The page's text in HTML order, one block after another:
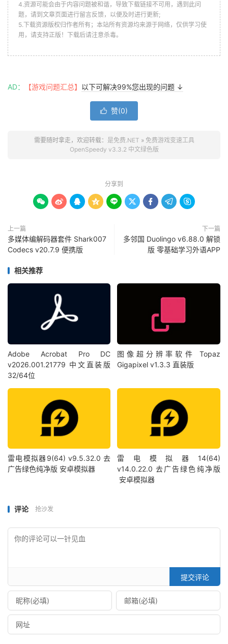
4.资源可能会由于内容问题被和谐，导致下载链接不可用，遇到此问
题，请到文章页面进行留言反馈，以便及时进行更新;
5.下载资源版权归作者所有；本站所有资源均来源于网络，仅供学习使
用，请支持正版！下载后请注意杀毒。
AD： 【游戏问题汇总】 以下可解决99%您出现的问题 ↓
 赞(0)
需要随时拿走，欢迎转载： 是免费.NET » 免费游戏变速工具
OpenSpeedy v3.3.2 中文绿色版
分享到
        
上一篇
多媒体编解码器套件 Shark007
Codecs v20.7.9 便携版
下一篇
多邻国 Duolingo v6.88.0 解锁
版 零基础学习外语APP
相关推荐
Adobe Acrobat Pro DC
v2026.001.21779 中文直装版
32/64位
图像超分辨率软件 Topaz
Gigapixel v1.3.3 直装版
雷电模拟器9(64) v9.5.32.0 去
广告绿色纯净版 安卓模拟器
雷电模拟器14(64)
v14.0.22.0 去广告绿色纯净版
安卓模拟器
评论 抢沙发
提交评论